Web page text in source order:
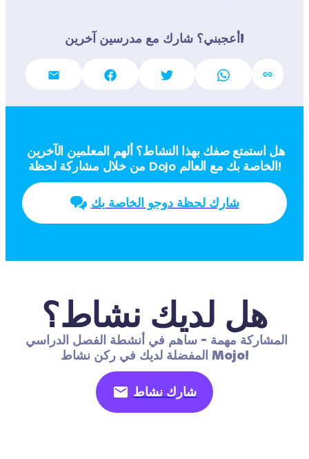
أعجبني؟ شارك مع مدرسين آخرين!
من خلال مشاركة لحظة Dojo الخاصة بك مع العالم!
شارك لحظة دوجو الخاصة بك
هل لديك نشاط؟
المفضلة لديك في ركن نشاط Mojo!
شارك نشاط